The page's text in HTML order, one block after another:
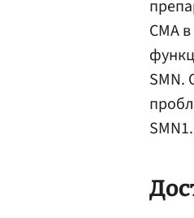
СМА в
SMN.
SMN1.